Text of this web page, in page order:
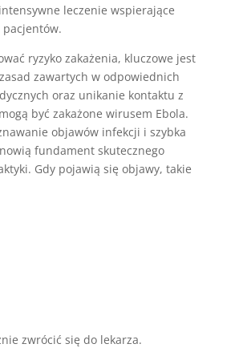
leczenie wspierające
ryzyko zakażenia, kluczowe jest
zawartych w odpowiednich
oraz unikanie kontaktu z
być zakażone wirusem Ebola.
objawów infekcji i szybka
fundament skutecznego
Gdy pojawią się objawy, takie
zwrócić się do lekarza.